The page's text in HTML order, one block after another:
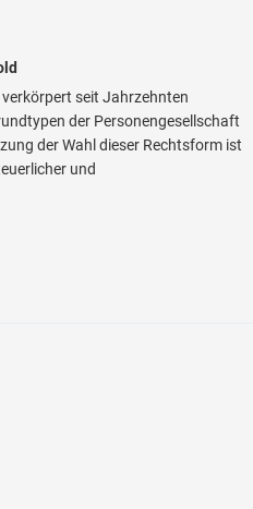
verkörpert seit Jahrzehnten
der Personengesellschaft
der Wahl dieser Rechtsform ist
und